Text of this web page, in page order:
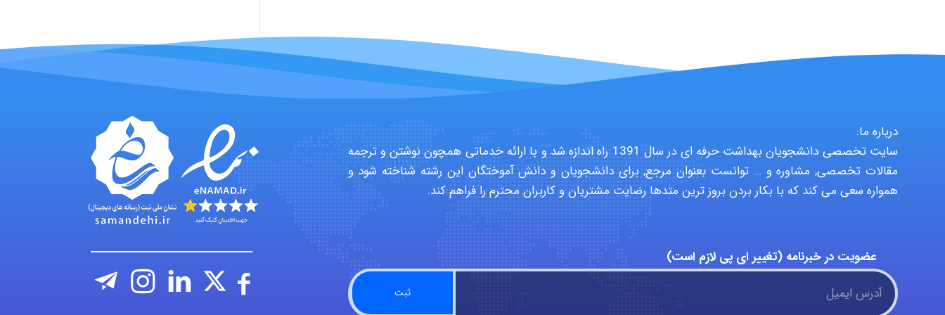
درباره ما:
سایت تخصصی دانشجویان بهداشت حرفه ای در سال 1391 راه اندازه شد و با ارائه خدماتی همچون نوشتن و ترجمه
مقالات تخصصی, مشاوره و … توانست بعنوان مرجع, برای دانشجویان و دانش آموختگان این رشته شناخته شود و
همواره سعی می کند که با بکار بردن بروز ترین متدها رضایت مشتریان و کاربران محترم را فراهم کند.
عضویت در خبرنامه (تغییر ای پی لازم است)